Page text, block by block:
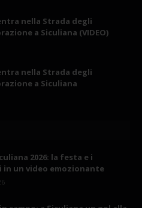
nella Strada degli
a Siculiana (VIDEO)
nella Strada degli
a Siculiana
2026: la festa e i
un video emozionante